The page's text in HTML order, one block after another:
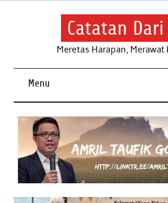
Skip
Catatan
Meretas Harapan, Merawat
Menu